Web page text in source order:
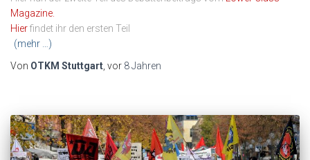
Magazine.
Hierfindet ihr den ersten Teil
(mehr …)
Von OTKM Stuttgart , vor 8 Jahren